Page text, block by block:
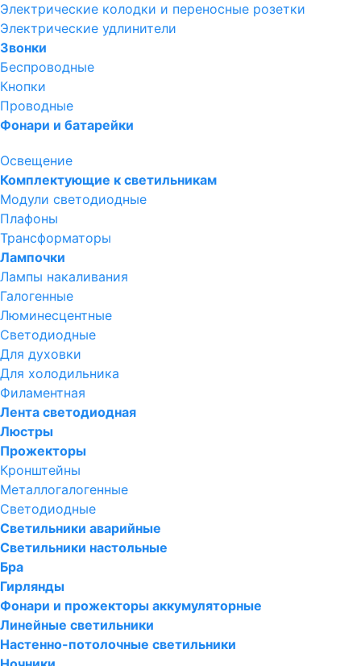
Электрические колодки и переносные розетки
Электрические удлинители
Звонки
Беспроводные
Кнопки
Проводные
Фонари и батарейки
Освещение
Комплектующие к светильникам
Модули светодиодные
Плафоны
Трансформаторы
Лампочки
Лампы накаливания
Галогенные
Люминесцентные
Светодиодные
Для духовки
Для холодильника
Филаментная
Лента светодиодная
Люстры
Прожекторы
Кронштейны
Металлогалогенные
Светодиодные
Светильники аварийные
Светильники настольные
Бра
Гирлянды
Фонари и прожекторы аккумуляторные
Линейные светильники
Настенно-потолочные светильники